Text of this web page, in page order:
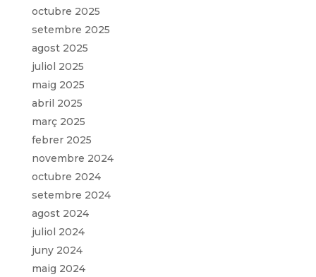
octubre 2025
setembre 2025
agost 2025
juliol 2025
maig 2025
abril 2025
març 2025
febrer 2025
novembre 2024
octubre 2024
setembre 2024
agost 2024
juliol 2024
juny 2024
maig 2024